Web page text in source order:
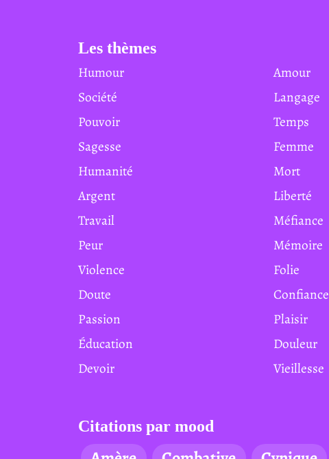
Les thèmes
Humour Amour
Société
Langage
Pouvoir
Temps
Sagesse
Femme
Humanité
Mort
Argent
Liberté
Travail
Méfiance
Peur
Mémoire
Violence
Folie
Doute
Confiance
Passion
Plaisir
Éducation
Douleur
Devoir
Vieillesse
Citations par mood